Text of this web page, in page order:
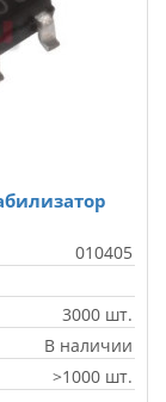
010405
3000 шт.
В наличии
>1000 шт.